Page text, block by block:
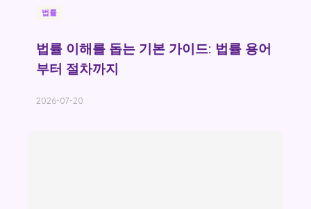
법률
법률 이해를 돕는 기본 가이드: 법률 용어
부터 절차까지
2026-07-20